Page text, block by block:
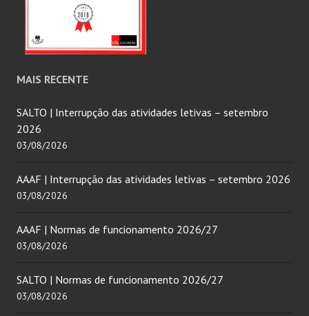
MAIS RECENTE
SALTO | Interrupção das atividades letivas – setembro
2026
03/08/2026
AAAF | Interrupção das atividades letivas – setembro 2026
03/08/2026
AAAF | Normas de funcionamento 2026/27
03/08/2026
SALTO | Normas de funcionamento 2026/27
03/08/2026